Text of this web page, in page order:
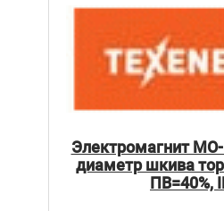
Электромагнит
диаметр шкива
ПВ=40%,